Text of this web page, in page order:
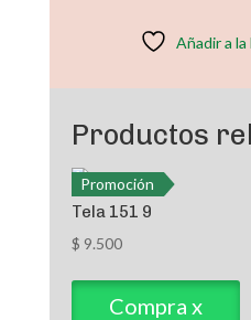
Añadir a
Productos
Promoción
Tela 151 9
$ 9.500
Compra x